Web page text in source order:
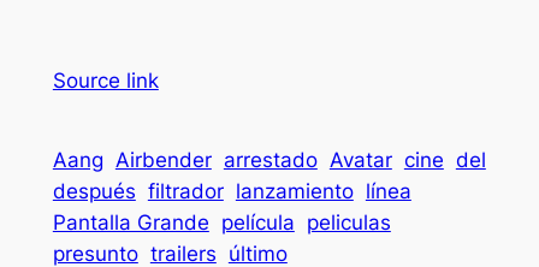
Source link
Aang Airbender arrestado Avatar cine del
después filtrador lanzamiento línea
Pantalla Grande película peliculas
presunto trailers último